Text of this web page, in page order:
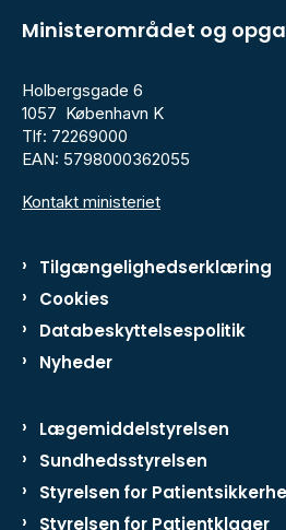
Ministerområdet og
Holbergsgade 6
1057 København K
Tlf: 72269000
EAN: 5798000362055
Kontakt ministeriet
Tilgængelighedserklæring
Cookies
Databeskyttelsespolitik
Nyheder
Lægemiddelstyrelsen
Sundhedsstyrelsen
Styrelsen for
Styrelsen for Patientklager